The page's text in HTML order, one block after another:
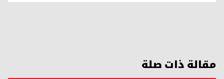
مقالة ذات صلة